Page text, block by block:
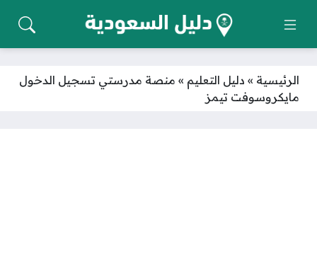
الرئيسية » دليل التعليم » منصة مدرستي تسجيل الدخول
مايكروسوفت تيمز